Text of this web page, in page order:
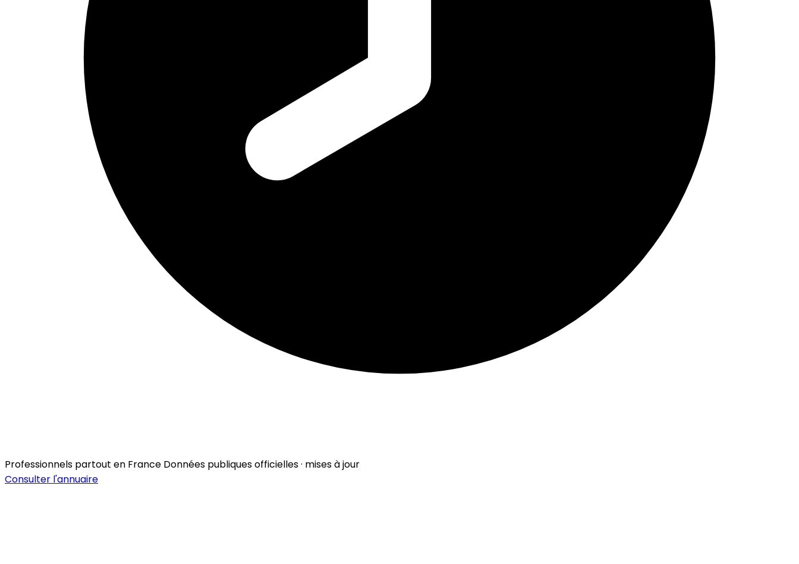
Professionnels partout en France Données publiques officielles · mises à jour
Consulter l'annuaire